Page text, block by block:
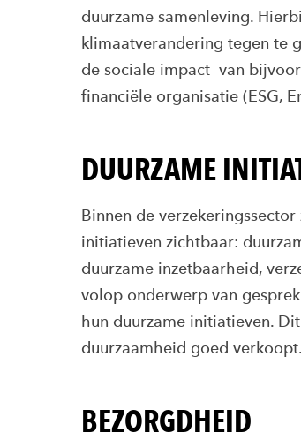
duurzame samenleving.
klimaatverandering tegen te
de sociale impact van
financiële organisatie (ESG,
DUURZAME
Binnen de
initiatieven zichtbaar:
duurzame inzetbaarheid,
volop onderwerp van
hun duurzame initiatieven.
duurzaamheid goed verkoopt.
BEZORGDHEID